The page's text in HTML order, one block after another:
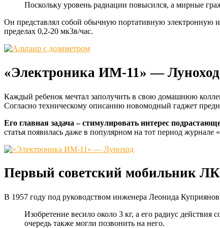
Поскольку уровень радиации повысился, а мирные
Он представлял собой обычную портативную электронную
пределах 0,2-20 мк3в/час.
«Электроника ИМ-11» — Луноход
Каждый ребенок мечтал заполучить в свою домашнюю
Согласно техническому описанию новомодный гаджет
Его главная задача – стимулировать интерес
статья появилась даже в популярном на тот период
Первый советский мобильник
В 1957 году под руководством инженера Леонида
Изобретение весило около 3 кг, а его радиус
очередь также могли позвонить на него.